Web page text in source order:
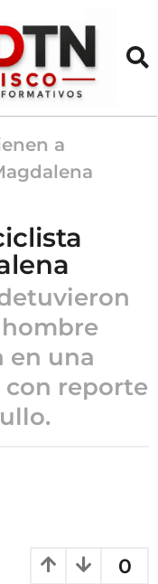
a
en una
reporte
0